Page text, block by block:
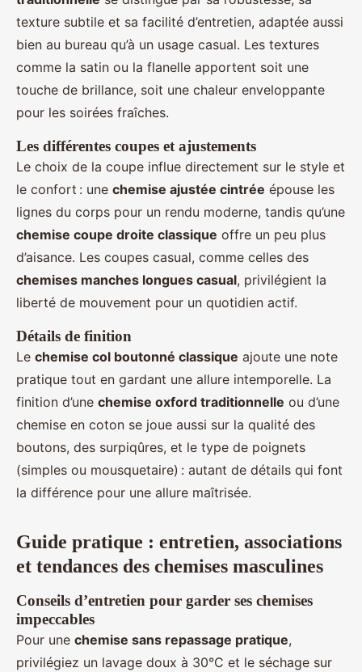
texture subtile et sa facilité d’entretien, adaptée aussi
bien au bureau qu’à un usage casual. Les textures
comme la satin ou la flanelle apportent soit une
touche de brillance, soit une chaleur enveloppante
pour les soirées fraîches.
Les différentes coupes et ajustements
Le choix de la coupe influe directement sur le style et
le confort : une chemise ajustée cintrée épouse les
lignes du corps pour un rendu moderne, tandis qu’une
chemise coupe droite classique offre un peu plus
d’aisance. Les coupes casual, comme celles des
chemises manches longues casual, privilégient la
liberté de mouvement pour un quotidien actif.
Détails de finition
Le chemise col boutonné classique ajoute une note
pratique tout en gardant une allure intemporelle. La
finition d’une chemise oxford traditionnelle ou d’une
chemise en coton se joue aussi sur la qualité des
boutons, des surpiqûres, et le type de poignets
(simples ou mousquetaire) : autant de détails qui font
la différence pour une allure maîtrisée.
Guide pratique : entretien, associations
et tendances des chemises masculines
Conseils d’entretien pour garder ses chemises
impeccables
Pour une chemise sans repassage pratique,
privilégiez un lavage doux à 30°C et le séchage sur